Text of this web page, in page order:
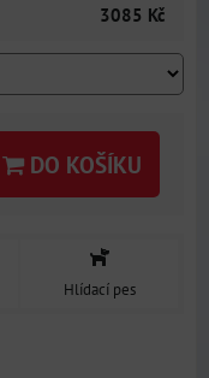
3085 Kč
DO KOŠÍKU
Hlídací pes